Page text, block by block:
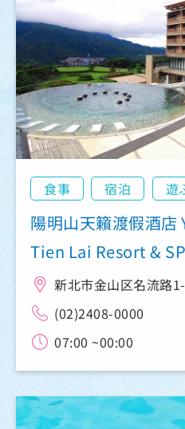
食事 宿泊 遊
陽明山天籟渡假酒
Tien Lai Resort &
新北市金山区名流路
(02)2408-0000
07:00 ~00:00